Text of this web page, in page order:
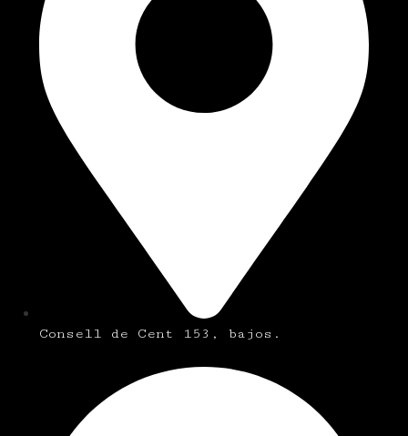
Consell de Cent 153, bajos.